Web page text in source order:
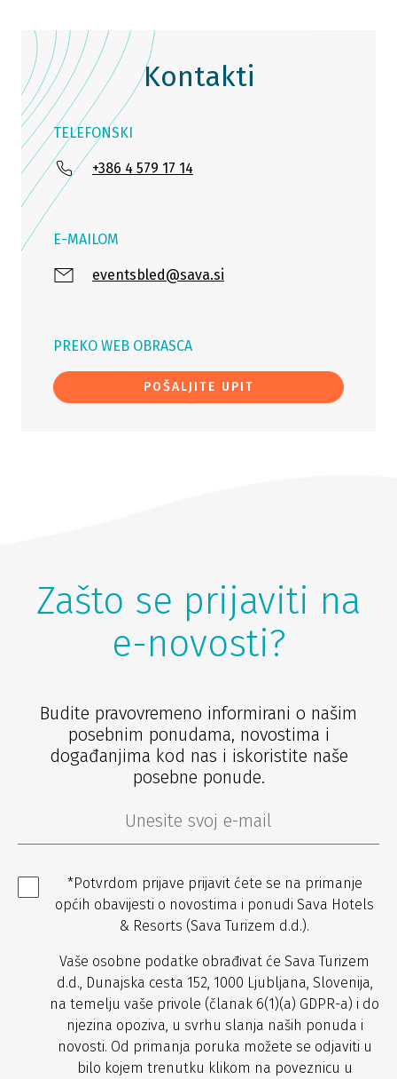
Kontakti
TELEFONSKI
+386 4 579 17 14
E-MAILOM
eventsbled@sava.si
PREKO WEB OBRASCA
POŠALJITE UPIT
Zašto se prijaviti na
e-novosti?
Budite pravovremeno informirani o našim
posebnim ponudama, novostima i
događanjima kod nas i iskoristite naše
posebne ponude.
*Potvrdom prijave prijavit ćete se na primanje
općih obavijesti o novostima i ponudi Sava Hotels
& Resorts (Sava Turizem d.d.).
Vaše osobne podatke obrađivat će Sava Turizem
d.d., Dunajska cesta 152, 1000 Ljubljana, Slovenija,
na temelju vaše privole (članak 6(1)(a) GDPR-a) i do
njezina opoziva, u svrhu slanja naših ponuda i
novosti. Od primanja poruka možete se odjaviti u
bilo kojem trenutku klikom na poveznicu u